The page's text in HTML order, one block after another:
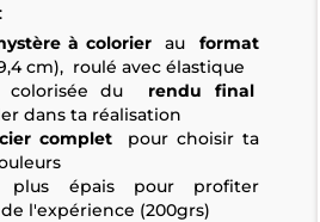
à colorierau
format
cm), roulé avec élastique
colorisée du rendu final
dans ta réalisation
complet pour choisir ta
plus épais pour profiter
l'expérience (200grs)